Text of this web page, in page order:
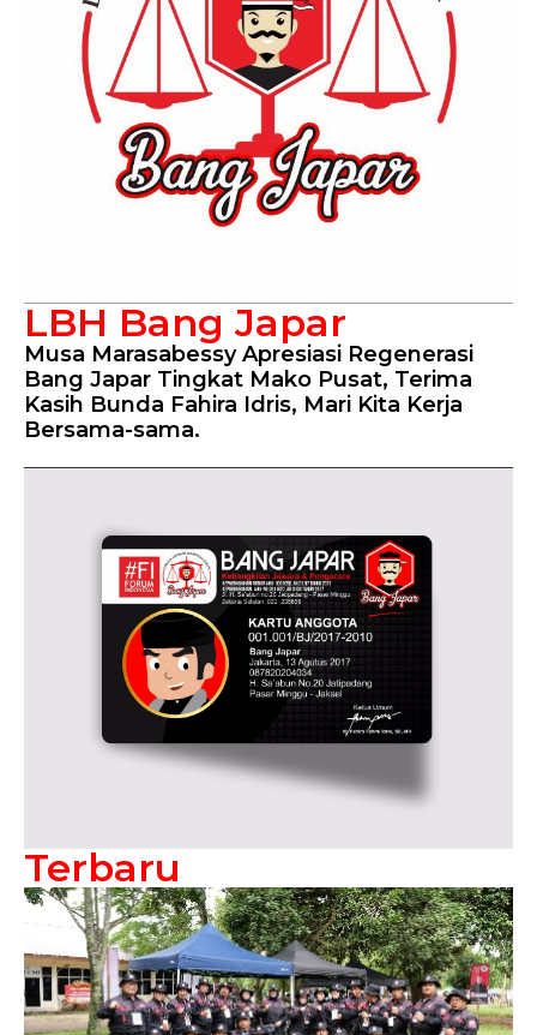
LBH Bang Japar
Musa Marasabessy Apresiasi Regenerasi
Bang Japar Tingkat Mako Pusat, Terima
Kasih Bunda Fahira Idris, Mari Kita Kerja
Bersama-sama.
Terbaru